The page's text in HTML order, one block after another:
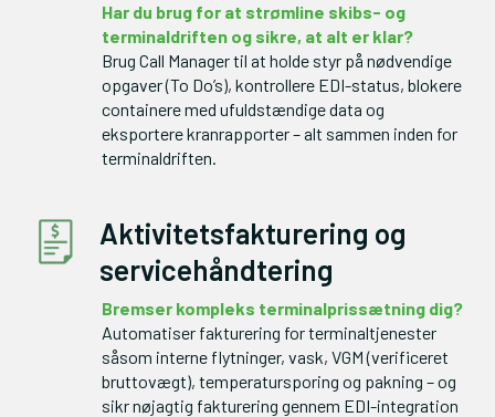
Har du brug for at strømline skibs- og
Brug Call Manager til at holde styr på nødvendige
opgaver (To Do’s), kontrollere EDI-status, blokere
containere med ufuldstændige data og
eksportere kranrapporter – alt sammen inden for
terminaldriften.
Aktivitetsfakturering og
servicehåndtering
Automatiser fakturering for terminaltjenester
såsom interne flytninger, vask, VGM (verificeret
bruttovægt), temperatursporing og pakning – og
sikr nøjagtig fakturering gennem EDI-integration